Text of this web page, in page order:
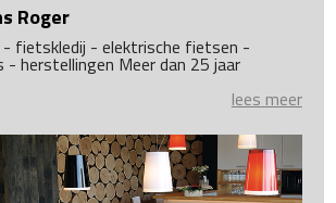
Roger
fietskledij - elektrische fietsen -
herstellingen Meer dan 25 jaar
lees meer